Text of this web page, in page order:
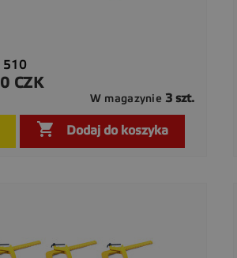
510
CZK
W magazynie 3 szt.
 Dodaj do koszyka
Szybki podgląd